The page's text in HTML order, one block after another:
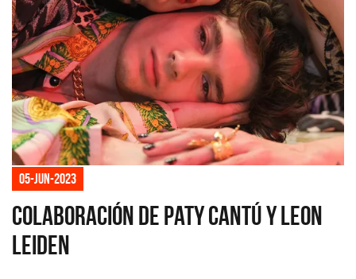
05-jun-2023
Colaboración de Paty Cantú y Leon
Leiden